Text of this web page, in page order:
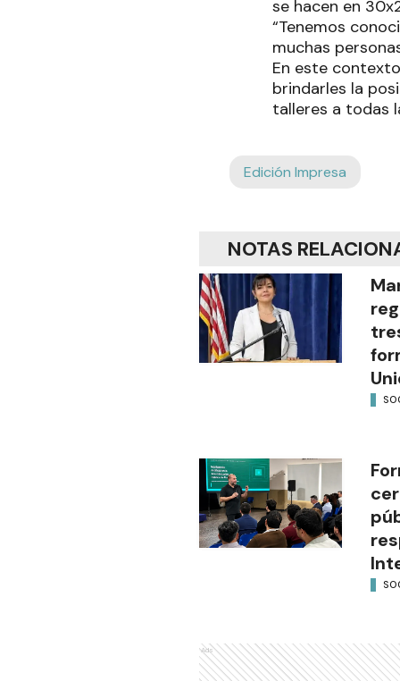
se hacen en
“Tenemos
muchas
En este
brindarles la
talleres a todas
Edición Impresa
NOTAS
Ads